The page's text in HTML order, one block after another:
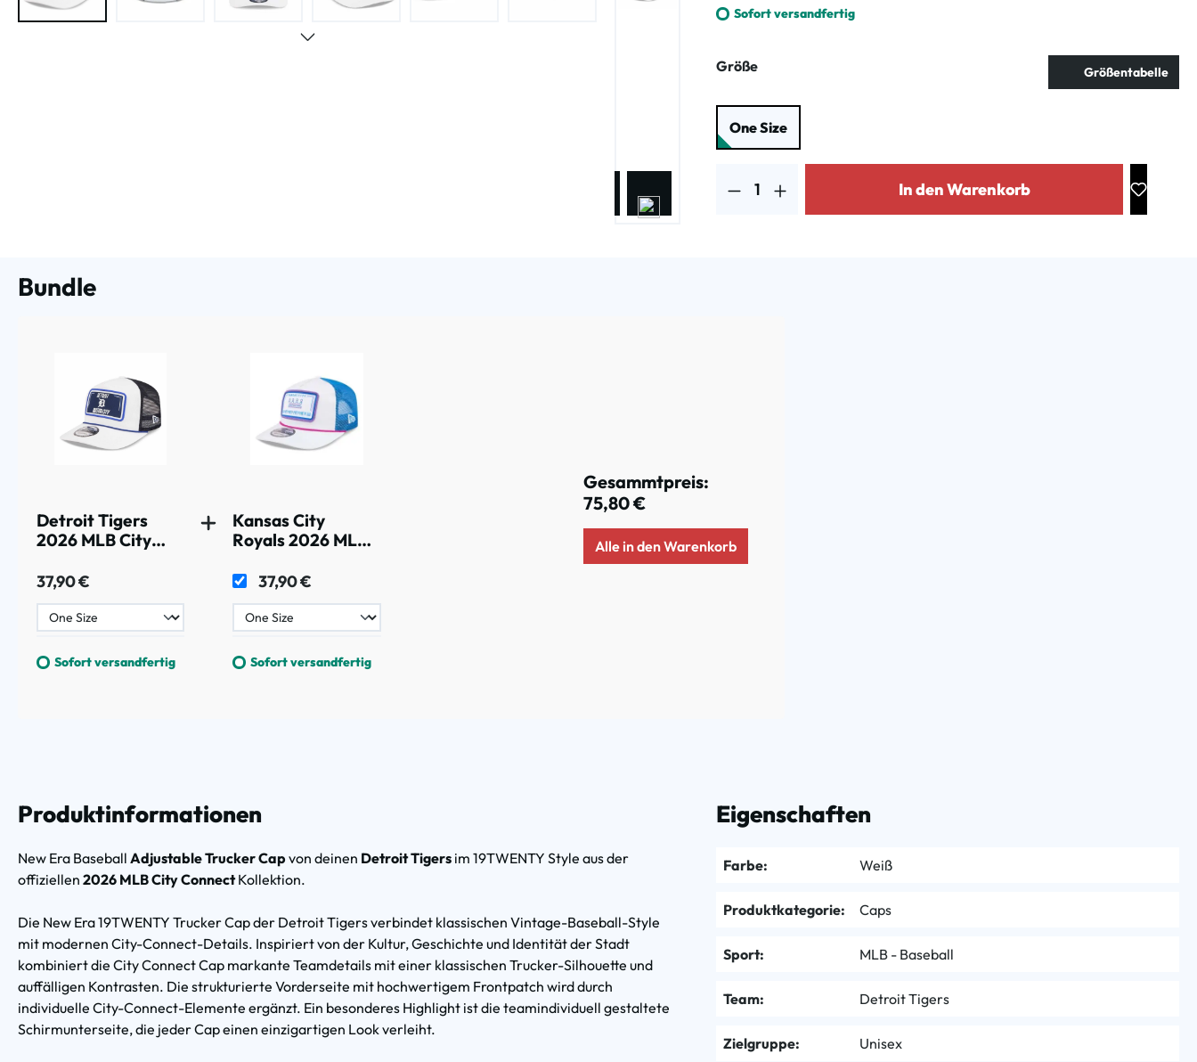
Sofort versandfertig
Größeauswählen Größentabelle
One Size
In den Warenkorb
Bundle
Detroit Tigers
2026 MLB City
19TWENTY Fan
Pack Adjustable
Trucker Cap Weiß
37,90 €
Sofort versandfertig
Kansas City
Royals 2026 MLB
19TWENTY Fan
Pack Adjustable
Trucker Cap Weiß
37,90 €
Sofort versandfertig
Gesammtpreis:
75,80 €
Alle in den Warenkorb
Produktinformationen
New Era Baseball Adjustable Trucker Cap von deinen Detroit Tigers im 19TWENTY Style aus der
offiziellen 2026 MLB City ConnectKollektion.
Die New Era 19TWENTY Trucker Cap der Detroit Tigers verbindet klassischen Vintage-Baseball-Style
mit modernen City-Connect-Details. Inspiriert von der Kultur, Geschichte und Identität der Stadt
kombiniert die City Connect Cap markante Teamdetails mit einer klassischen Trucker-Silhouette und
auffälligen Kontrasten. Die strukturierte Vorderseite mit hochwertigem Frontpatch wird durch
individuelle City-Connect-Elemente ergänzt. Ein besonderes Highlight ist die teamindividuell gestaltete
Schirmunterseite, die jeder Cap einen einzigartigen Look verleiht.
Eigenschaften
Farbe: Weiß
Produktkategorie: Caps
Sport: MLB - Baseball
Team: Detroit Tigers
Zielgruppe: Unisex